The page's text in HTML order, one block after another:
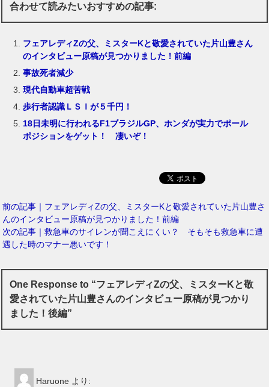
合わせて読みたいおすすめの記事:
フェアレディZの父、ミスターKと敬愛されていた片山豊さん
のインタビュー原稿が見つかりました！前編
事故死者減少
現代自動車超苦戦
歩行者認識ＬＳＩが５千円！
18日未明に行われるF1ブラジルGP、ホンダが実力でポール
ポジションをゲット！ 凄いぞ！
前の記事｜フェアレディZの父、ミスターKと敬愛されていた片山豊さ
んのインタビュー原稿が見つかりました！前編
次の記事｜救急車のサイレンが聞こえにくい？ そもそも救急車に遭
遇した時のマナー悪いです！
One Response to “フェアレディZの父、ミスターKと敬
愛されていた片山豊さんのインタビュー原稿が見つかり
ました！後編”
Haruone より: